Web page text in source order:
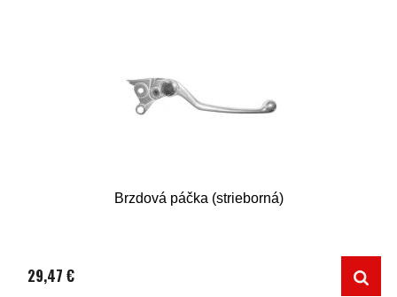
Brzdová páčka (strieborná)
29,47 €